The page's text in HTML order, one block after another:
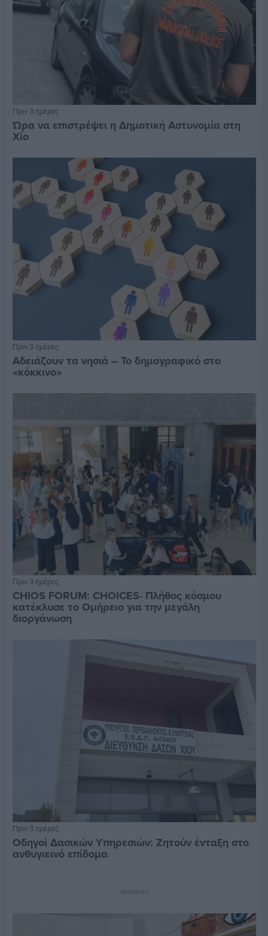
Πριν 3 ημέρες
Ώρα να επιστρέψει η Δημοτική Αστυνομία στη
Χίο
Πριν 3 ημέρες
Αδειάζουν τα νησιά – Το δημογραφικό στο
«κόκκινο»
Πριν 3 ημέρες
CHIOS FORUM: CHOICES- Πλήθος κόσμου
κατέκλυσε το Ομήρειο για την μεγάλη
διοργάνωση
Πριν 3 ημέρες
Οδηγοί Δασικών Υπηρεσιών: Ζητούν ένταξη στο
ανθυγιεινό επίδομα
Διαφήμιση